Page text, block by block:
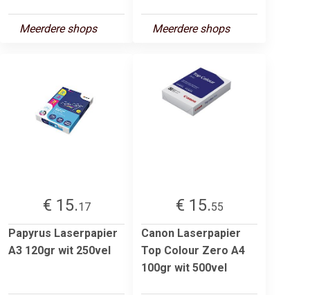
Meerdere shops Meerdere shops
€ 15.17
Papyrus Laserpapier
A3 120gr wit 250vel
€ 15.55
Canon Laserpapier
Top Colour Zero A4
100gr wit 500vel